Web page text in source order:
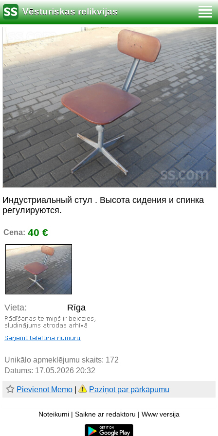
Vēsturiskas relikvijas
Индустриальный стул . Высота сидения и спинка
регулируются.
Cena: 40 €
Vieta: Rīga
Unikālo apmeklējumu skaits: 172
Datums: 17.05.2026 20:32
Pievienot Memo Paziņot par pārkāpumu
Noteikumi Saikne ar redaktoru Www versija